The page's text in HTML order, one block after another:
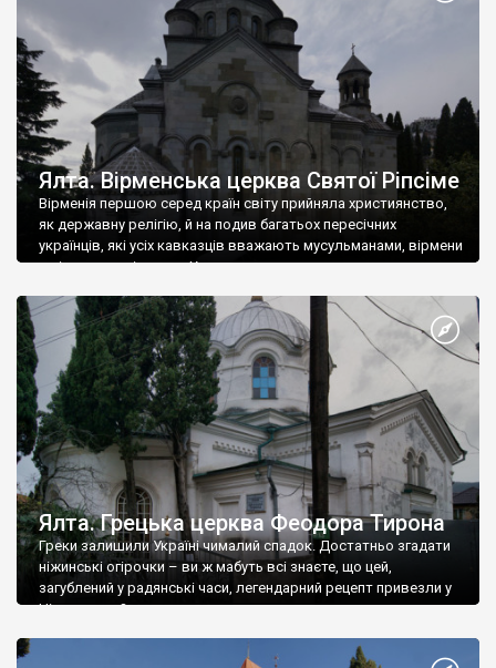
Ялта. Вірменська церква Святої Ріпсіме
Вірменія першою серед країн світу прийняла християнство,
як державну релігію, й на подив багатьох пересічних
українців, які усіх кавказців вважають мусульманами, вірмени
є відданими вірянами Христа
Ялта. Грецька церква Феодора Тирона
Греки залишили Україні чималий спадок. Достатньо згадати
ніжинські огірочки – ви ж мабуть всі знаєте, що цей,
загублений у радянські часи, легендарний рецепт привезли у
Ніжин греки?